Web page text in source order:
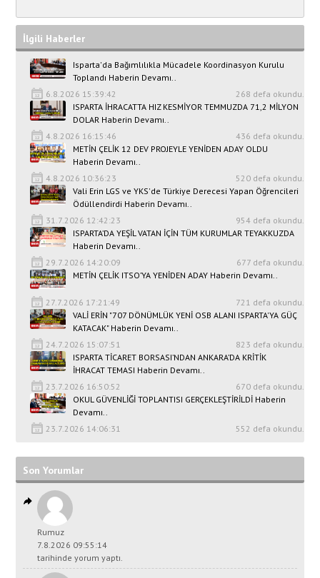
İlgili Haberler
Isparta'da Bağımlılıkla Mücadele Koordinasyon Kurulu
Toplandı Haberin Devamı..
6.8.2026 15:39:42
268 defa okundu.
ISPARTA İHRACATTA HIZ KESMİYOR TEMMUZDA 71,2 MİLYON
DOLAR Haberin Devamı..
4.8.2026 16:15:46
436 defa okundu.
METİN ÇELİK 12 DEV PROJEYLE YENİDEN ADAY OLDU
Haberin Devamı..
4.8.2026 10:36:23
520 defa okundu.
Vali Erin LGS ve YKS'de Türkiye Derecesi Yapan Öğrencileri
Ödüllendirdi Haberin Devamı..
31.7.2026 12:42:23
954 defa okundu.
ISPARTA’DA YEŞİL VATAN İÇİN TÜM KURUMLAR TEYAKKUZDA
Haberin Devamı..
29.7.2026 14:20:09
677 defa okundu.
METİN ÇELİK ITSO’YA YENİDEN ADAY Haberin Devamı..
27.7.2026 17:21:49
721 defa okundu.
VALİ ERİN "707 DÖNÜMLÜK YENİ OSB ALANI ISPARTA'YA GÜÇ
KATACAK" Haberin Devamı..
24.7.2026 15:07:51
823 defa okundu.
ISPARTA TİCARET BORSASI’NDAN ANKARA’DA KRİTİK
İHRACAT TEMASI Haberin Devamı..
23.7.2026 16:50:52
670 defa okundu.
OKUL GÜVENLİĞİ TOPLANTISI GERÇEKLEŞTİRİLDİ Haberin
Devamı..
23.7.2026 14:06:31
552 defa okundu.
Son Yorumlar
Rumuz
7.8.2026 09:55:14
tarihinde yorum yaptı.